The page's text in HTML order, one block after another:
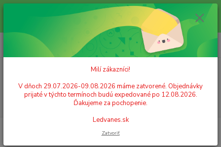
Milí zákazníci! V dňoch 29.07.2026-09.08.2026 máme zatvorené.
Objednávky prijaté v týchto termínoch budú expedované po 12.08.2026.
Ďakujeme za pochopenie. Ledvanes.sk
+421 908 755 958
Po. - Pia. od 9:00 hod. - 16:00 hod.
za0,00 EUR
Milí zákazníci!
V dňoch 29.07.2026-09.08.2026 máme zatvorené. Objednávky
prijaté v týchto termínoch budú expedované po 12.08.2026.
Ďakujeme za pochopenie.
Ledvanes.sk
Zatvoriť